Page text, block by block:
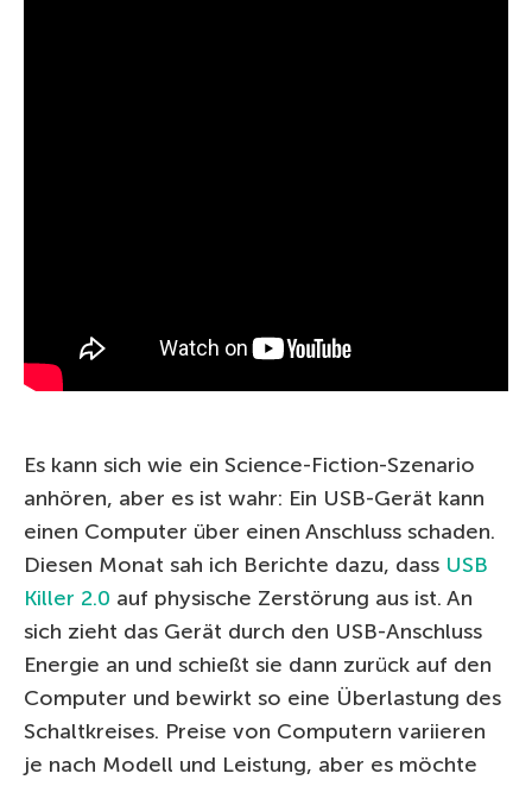
Es kann sich wie ein Science-Fiction-Szenario
anhören, aber es ist wahr: Ein USB-Gerät kann
einen Computer über einen Anschluss schaden.
Diesen Monat sah ich Berichte dazu, dass USB
Killer 2.0 auf physische Zerstörung aus ist. An
sich zieht das Gerät durch den USB-Anschluss
Energie an und schießt sie dann zurück auf den
Computer und bewirkt so eine Überlastung des
Schaltkreises. Preise von Computern variieren
je nach Modell und Leistung, aber es möchte